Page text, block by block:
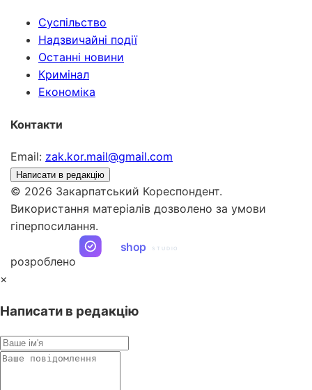
Суспільство
Надзвичайні події
Останні новини
Кримінал
Економіка
Контакти
Email: zak.kor.mail@gmail.com
Написати в редакцію
© 2026 Закарпатський Кореспондент.
Використання матеріалів дозволено за умови
гіперпосилання.
розроблено
shop STUDIO
×
Написати в редакцію